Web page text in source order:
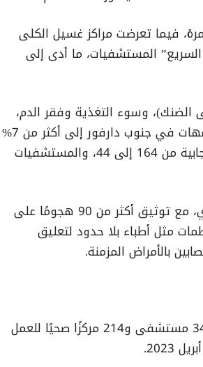
فيما تعرضت مراكز غسيل الكلى
المستشفيات، ما أدى إلى
الضنك)، وسوء التغذية وفقر الدم،
خاصة بين الأطفال والنساء الحوامل. وارتفعت وفيات الأمهات في جنوب دارفور إلى أكثر من 7%
بين يناير وأغسطس 2024، مع تقلص مرافق الرعاية الإنجابية من 164 إلى 44، والمستشفيات
تعرضت المستشفيات لهجمات بالقصف المدفعي والجوي، مع توثيق أكثر من 90 هجومًا على
ما دفع بعض المنظمات مثل أطباء بلا حدود لتعليق
بالأمراض المزمنة.
في سبتمبر 2025، أفادت شبكة أطباء السودان بعودة 34 مستشفى و214 مركزًا صحيًا للعمل